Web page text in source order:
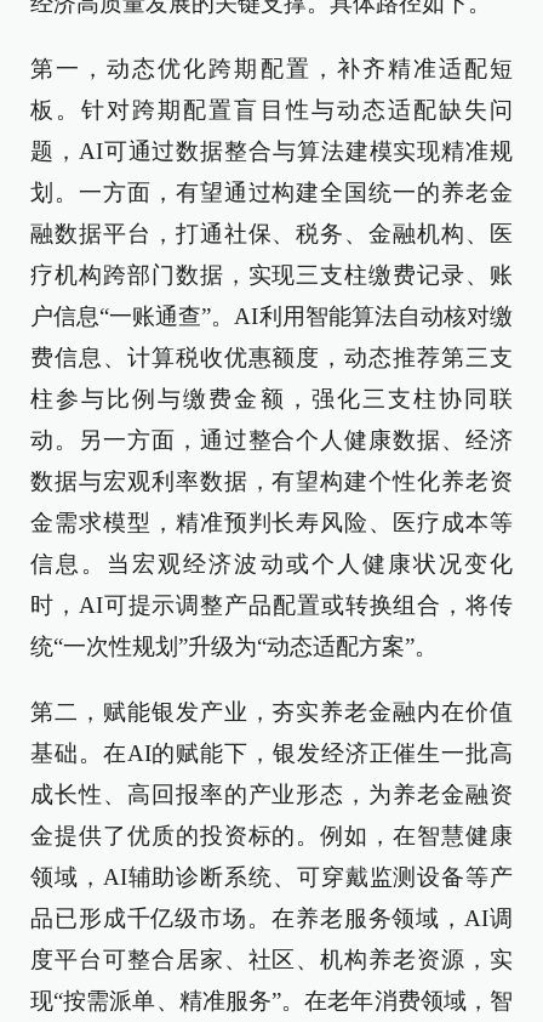
第一，动态优化跨期配置，补齐精准适配短
板。针对跨期配置盲目性与动态适配缺失问
题，AI可通过数据整合与算法建模实现精准规
划。一方面，有望通过构建全国统一的养老金
融数据平台，打通社保、税务、金融机构、医
疗机构跨部门数据，实现三支柱缴费记录、账
户信息“一账通查”。AI利用智能算法自动核对缴
费信息、计算税收优惠额度，动态推荐第三支
柱参与比例与缴费金额，强化三支柱协同联
动。另一方面，通过整合个人健康数据、经济
数据与宏观利率数据，有望构建个性化养老资
金需求模型，精准预判长寿风险、医疗成本等
信息。当宏观经济波动或个人健康状况变化
时，AI可提示调整产品配置或转换组合，将传
统“一次性规划”升级为“动态适配方案”。
第二，赋能银发产业，夯实养老金融内在价值
基础。在AI的赋能下，银发经济正催生一批高
成长性、高回报率的产业形态，为养老金融资
金提供了优质的投资标的。例如，在智慧健康
领域，AI辅助诊断系统、可穿戴监测设备等产
品已形成千亿级市场。在养老服务领域，AI调
度平台可整合居家、社区、机构养老资源，实
现“按需派单、精准服务”。在老年消费领域，智